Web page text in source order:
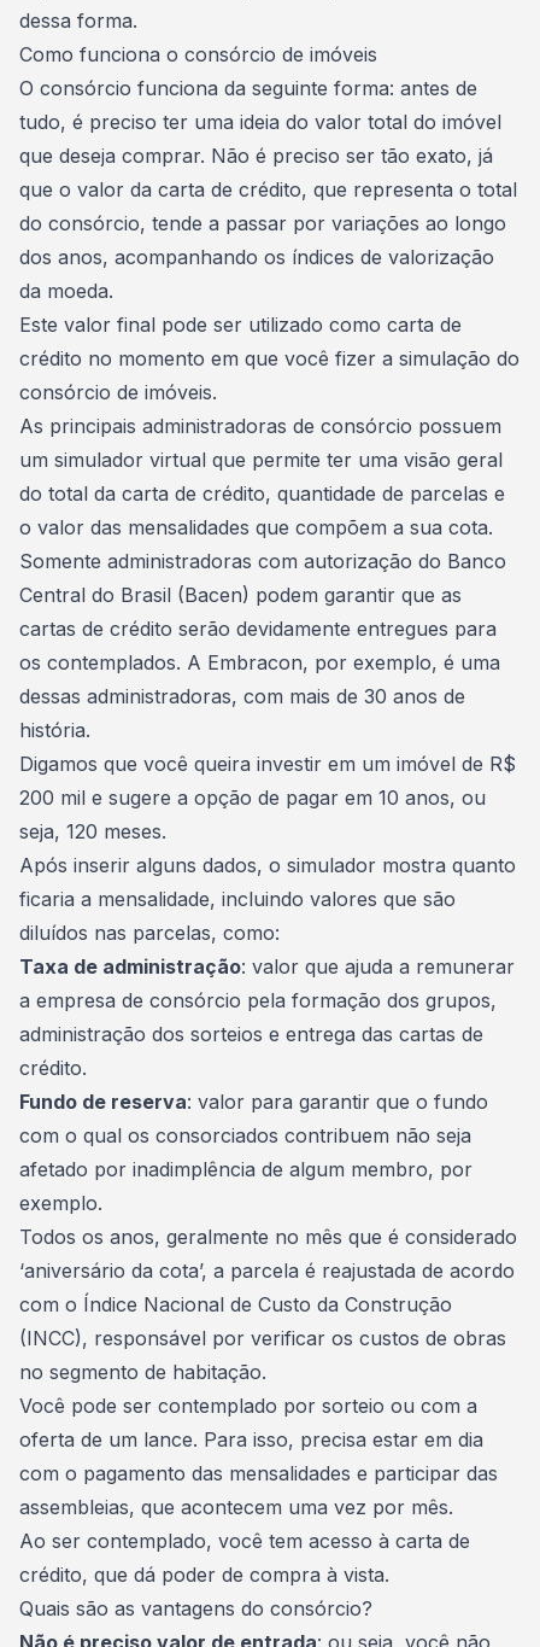
dessa forma.
Como funciona o consórcio de imóveis
O consórcio funciona da seguinte forma: antes de
tudo, é preciso ter uma ideia do valor total do imóvel
que deseja comprar. Não é preciso ser tão exato, já
que o valor da carta de crédito, que representa o total
do consórcio, tende a passar por variações ao longo
dos anos, acompanhando os índices de valorização
da moeda.
Este valor final pode ser utilizado como carta de
crédito no momento em que você fizer a simulação do
consórcio de imóveis.
As principais administradoras de consórcio possuem
um simulador virtual que permite ter uma visão geral
do total da carta de crédito, quantidade de parcelas e
o valor das mensalidades que compõem a sua cota.
Somente administradoras com autorização do Banco
Central do Brasil (Bacen) podem garantir que as
cartas de crédito serão devidamente entregues para
os contemplados. A Embracon, por exemplo, é uma
dessas administradoras, com mais de 30 anos de
história.
Digamos que você queira investir em um imóvel de R$
200 mil e sugere a opção de pagar em 10 anos, ou
seja, 120 meses.
Após inserir alguns dados, o simulador mostra quanto
ficaria a mensalidade, incluindo valores que são
diluídos nas parcelas, como:
Taxa de administração: valor que ajuda a remunerar
a empresa de consórcio pela formação dos grupos,
administração dos sorteios e entrega das cartas de
crédito.
Fundo de reserva: valor para garantir que o fundo
com o qual os consorciados contribuem não seja
afetado por inadimplência de algum membro, por
exemplo.
Todos os anos, geralmente no mês que é considerado
‘aniversário da cota’, a parcela é reajustada de acordo
com o Índice Nacional de Custo da Construção
(INCC), responsável por verificar os custos de obras
no segmento de habitação.
Você pode ser contemplado por sorteio ou com a
oferta de um lance. Para isso, precisa estar em dia
com o pagamento das mensalidades e participar das
assembleias, que acontecem uma vez por mês.
Ao ser contemplado, você tem acesso à carta de
crédito, que dá poder de compra à vista.
Quais são as vantagens do consórcio?
Não é preciso valor de entrada: ou seja, você não